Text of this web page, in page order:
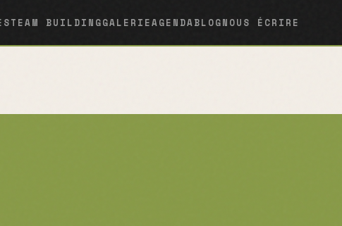
TEAM BUILDINGGALERIEAGENDABLOGNOUS ÉCRIRE